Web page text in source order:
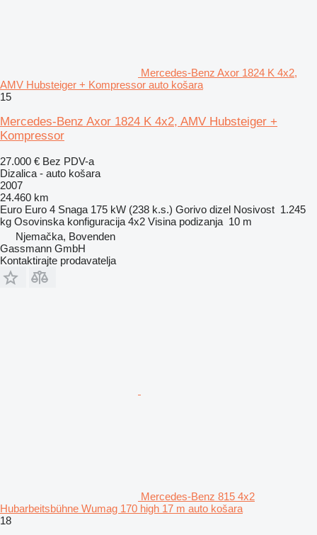
Mercedes-Benz Axor 1824 K 4x2,
AMV Hubsteiger + Kompressor auto košara
15
Mercedes-Benz Axor 1824 K 4x2, AMV Hubsteiger +
Kompressor
27.000 € Bez PDV-a
Dizalica - auto košara
2007
24.460 km
Euro Euro 4 Snaga 175 kW (238 k.s.) Gorivo dizel Nosivost 1.245
kg Osovinska konfiguracija 4x2 Visina podizanja 10 m
Njemačka, Bovenden
Gassmann GmbH
Kontaktirajte prodavatelja
Mercedes-Benz 815 4x2
Hubarbeitsbühne Wumag 170 high 17 m auto košara
18